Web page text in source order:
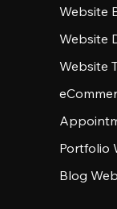
Website
Website
Website
Portfolio
Blog